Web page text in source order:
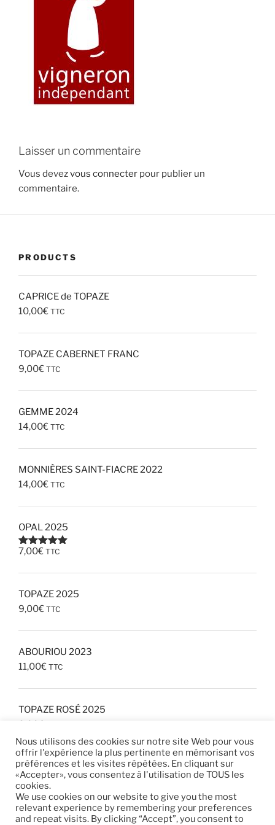
Laisser un commentaire
Vous devezvous connecter pour publier un
commentaire.
PRODUCTS
CAPRICE de TOPAZE
10,00€ TTC
TOPAZE CABERNET FRANC
9,00€ TTC
GEMME 2024
14,00€ TTC
MONNIÈRES SAINT-FIACRE 2022
14,00€ TTC
OPAL 2025
Note5.00
7,00€ TTC
TOPAZE 2025
9,00€ TTC
ABOURIOU 2023
11,00€ TTC
TOPAZE ROSÉ 2025
Instagram
Nous utilisons des cookies sur notre site Web pour vous
offrir l'expérience la plus pertinente en mémorisant vos
préférences et les visites répétées. En cliquant sur
«Accepter», vous consentez à l'utilisation de TOUS les
cookies.
We use cookies on our website to give you the most
relevant experience by remembering your preferences
and repeat visits. By clicking “Accept”, you consent to